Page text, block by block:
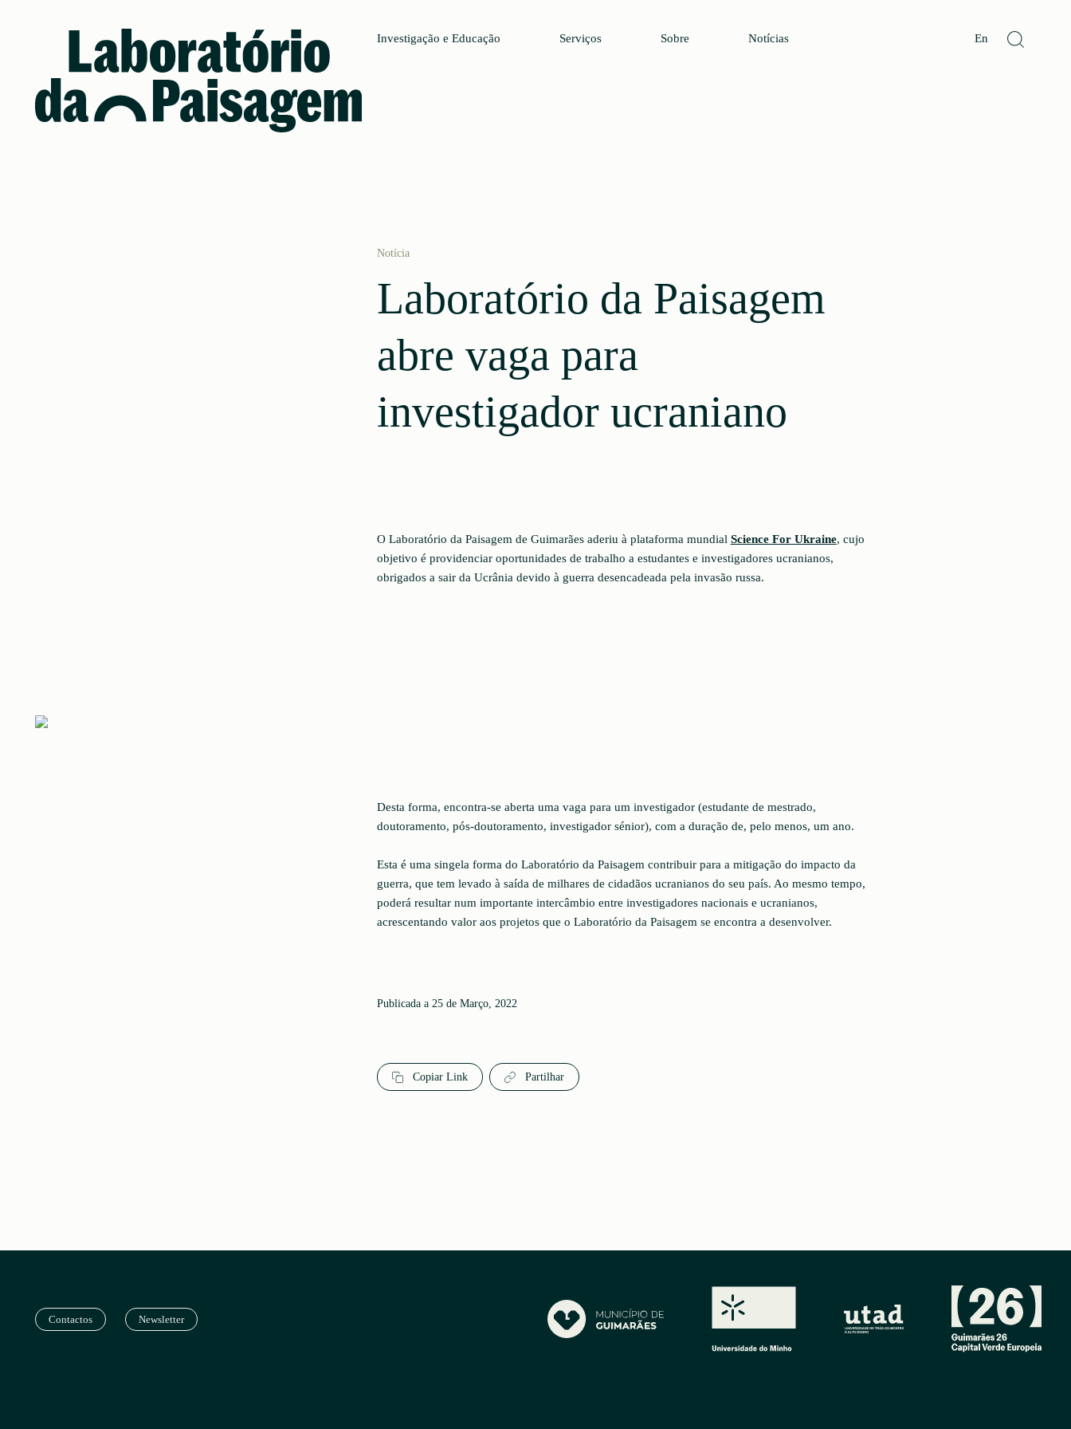
Investigação e Educação Serviços Sobre Notícias En
Notícia
Laboratório da Paisagem
abre vaga para
investigador ucraniano
O Laboratório da Paisagem de Guimarães aderiu à plataforma mundial Science For Ukraine, cujo
objetivo é providenciar oportunidades de trabalho a estudantes e investigadores ucranianos,
obrigados a sair da Ucrânia devido à guerra desencadeada pela invasão russa.
Desta forma, encontra-se aberta uma vaga para um investigador (estudante de mestrado,
doutoramento, pós-doutoramento, investigador sénior), com a duração de, pelo menos, um ano.
Esta é uma singela forma do Laboratório da Paisagem contribuir para a mitigação do impacto da
guerra, que tem levado à saída de milhares de cidadãos ucranianos do seu país. Ao mesmo tempo,
poderá resultar num importante intercâmbio entre investigadores nacionais e ucranianos,
acrescentando valor aos projetos que o Laboratório da Paisagem se encontra a desenvolver.
Publicada a 25 de Março, 2022
Copiar Link Partilhar
Contactos Newsletter